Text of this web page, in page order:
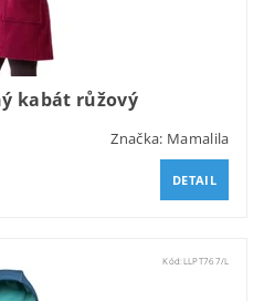
kabát růžový
Značka: Mamalila
DETAIL
Kód: LLPT767/L